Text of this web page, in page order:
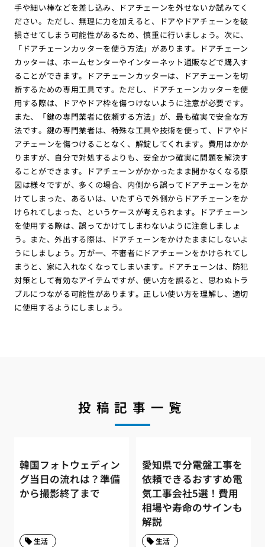
手や細い棒などを差し込み、ドアチェーンを外せないか試みてく
ださい。ただし、無理に力を加えると、ドアやドアチェーンを破
損させてしまう可能性があるため、慎重に行いましょう。次に、
「ドアチェーンカッターを使う方法」があります。ドアチェーン
カッターは、ホームセンターやインターネット通販などで購入す
ることができます。ドアチェーンカッターは、ドアチェーンを切
断するための専用工具です。ただし、ドアチェーンカッターを使
用する際は、ドアやドア枠を傷つけないように注意が必要です。
また、「鍵の専門業者に依頼する方法」が、最も確実で安全な方
法です。鍵の専門業者は、特殊な工具や技術を使って、ドアやド
アチェーンを傷つけることなく、解錠してくれます。費用はかか
りますが、自分で対処するよりも、安全かつ確実に問題を解決す
ることができます。ドアチェーンがかかったまま開かなくなる原
因は様々ですが、多くの場合、内側から誤ってドアチェーンをか
けてしまった、あるいは、いたずらで外側からドアチェーンをか
けられてしまった、というケースが考えられます。ドアチェーン
を使用する際は、誤ってかけてしまわないように注意しましょ
う。また、外出する際は、ドアチェーンをかけたままにしないよ
うにしましょう。万が一、不審者にドアチェーンをかけられてし
まうと、家に入れなくなってしまいます。ドアチェーンは、防犯
対策として有効なアイテムですが、使い方を誤ると、思わぬトラ
ブルにつながる可能性があります。正しい使い方を理解し、適切
に使用するようにしましょう。
投稿記事一覧
韓国フォトウェディン
グ当日の流れは？準備
から撮影終了まで
生活
愛知県で分電盤工事を
依頼できるおすすめ電
気工事会社5選！費用
相場や寿命のサインも
解説
生活